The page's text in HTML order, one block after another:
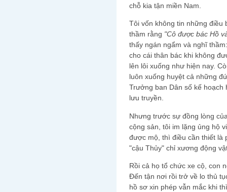
chỗ kia tận miền Nam.
Tôi vốn không tin những điều
thầm rằng "Cô được bác Hồ
thấy ngán ngẩm và nghĩ
cho cái thân bác khi không
lên lôi xuống như hiện nay.
luôn xuống huyệt cả những
Trưởng ban Dân số kế
lưu truyền.
Nhưng trước sự đồng lòng
cộng sản, tôi im lặng ủng hộ
được mộ, thì điều cần thiết là
"cậu Thủy" chỉ xương động
Rồi cả họ tổ chức xe cộ, con
Đến tận nơi rồi trở về lo thủ
hồ sơ xin phép vẫn mắc khi